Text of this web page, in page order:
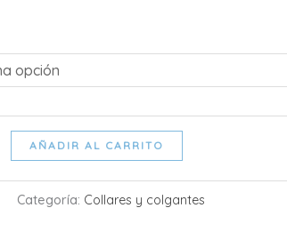
AÑADIR AL CARRITO
Categoría: Collares y colgantes